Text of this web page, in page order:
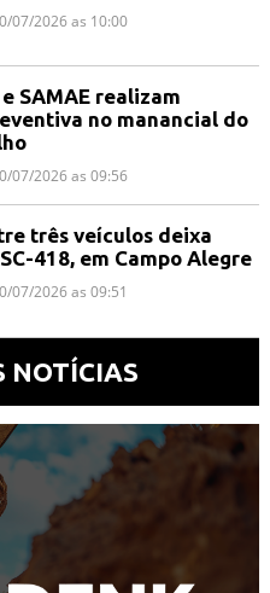
07/2026 as 10:00
SAMAE realizam
no manancial do
07/2026 as 09:56
três veículos deixa
418, em Campo Alegre
07/2026 as 09:51
NOTÍCIAS